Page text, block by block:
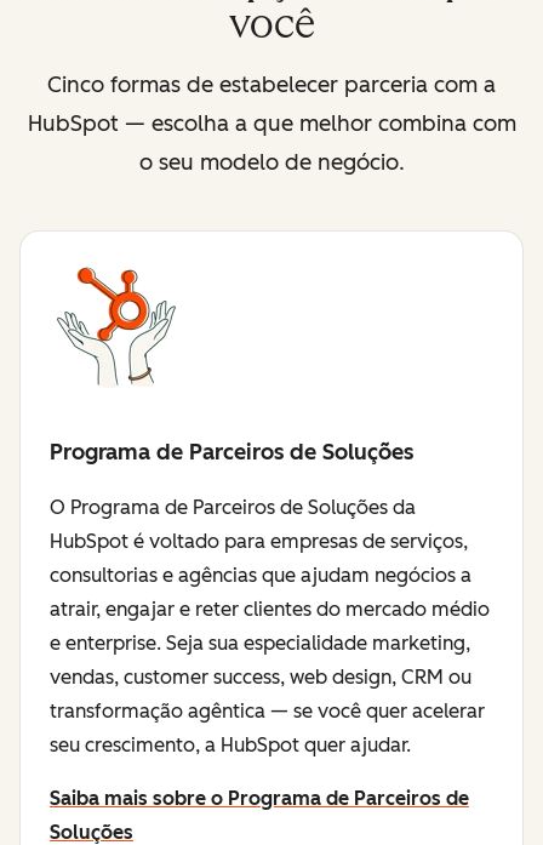
você
Cinco formas de estabelecer parceria com a
HubSpot — escolha a que melhor combina com
o seu modelo de negócio.
Programa de Parceiros de Soluções
O Programa de Parceiros de Soluções da
HubSpot é voltado para empresas de serviços,
consultorias e agências que ajudam negócios a
atrair, engajar e reter clientes do mercado médio
e enterprise. Seja sua especialidade marketing,
vendas, customer success, web design, CRM ou
transformação agêntica — se você quer acelerar
seu crescimento, a HubSpot quer ajudar.
Saiba mais sobre o Programa de Parceiros de
Soluções